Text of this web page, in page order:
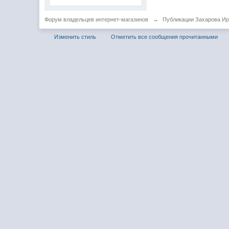
Форум владельцев интернет-магазинов → Публикации Захарова
Изменить стиль Отметить все сообщения прочитанными